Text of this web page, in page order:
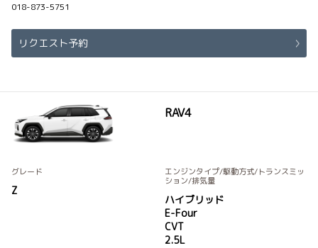
018-873-5751
リクエスト予約
RAV4
グレード
Z
エンジンタイプ/駆動方式/トランスミッ
ション/排気量
ハイブリッド
E-Four
CVT
2.5L